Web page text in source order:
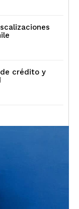
crédito y